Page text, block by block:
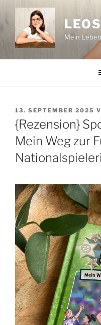
Zum
springen
Mein
VERÖFFENTLICHT
AM
13. SEPTEMBER 2025
{Rezension}
Mein Weg zur